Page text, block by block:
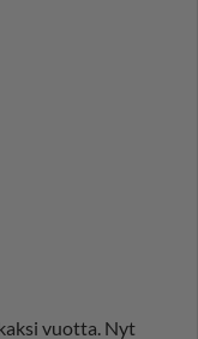
vuotta. Nyt